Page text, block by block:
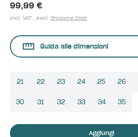
99,99 €
incl. VAT , excl. Shipping Cost
Guida alle dimensioni
21 22 23 24 25 26
30 31 32 33 34 35
Aggiungi